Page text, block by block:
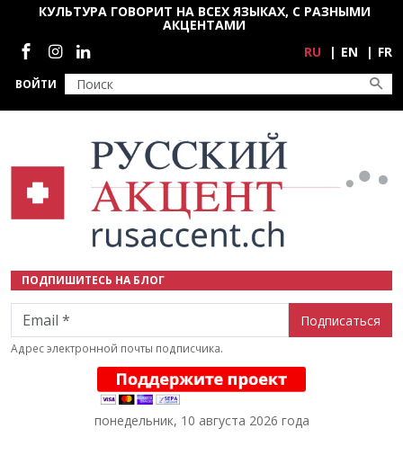
Перейти к основному содержанию
ВОЙТИ
КУЛЬТУРА ГОВОРИТ НА ВСЕХ ЯЗЫКАХ, С РАЗНЫМИ
АКЦЕНТАМИ
Социальные сети
RU EN FR
ПОДПИШИТЕСЬ НА БЛОГ
Email
Адрес электронной почты подписчика.
понедельник, 10 августа 2026 года